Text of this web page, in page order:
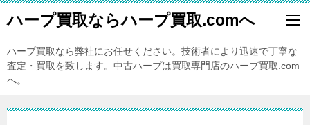
ハープ買取ならハープ買取.comへ
ハープ買取なら弊社にお任せください。技術者により迅速で丁寧な
査定・買取を致します。中古ハープは買取専門店のハープ買取.com
へ。